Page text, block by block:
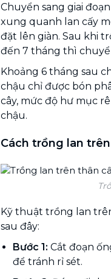
Chuyển sang giai
xung quanh lan cấy
đặt lên giàn. Sau khi
đến 7 tháng thì
Khoảng 6 tháng sau
chậu chỉ được bón
cây, mức độ hư mục
chậu.
Cách trồng lan
Kỹ thuật trồng lan
sau đây:
Bước 1: Cắt đoạn
để tránh rỉ sét.